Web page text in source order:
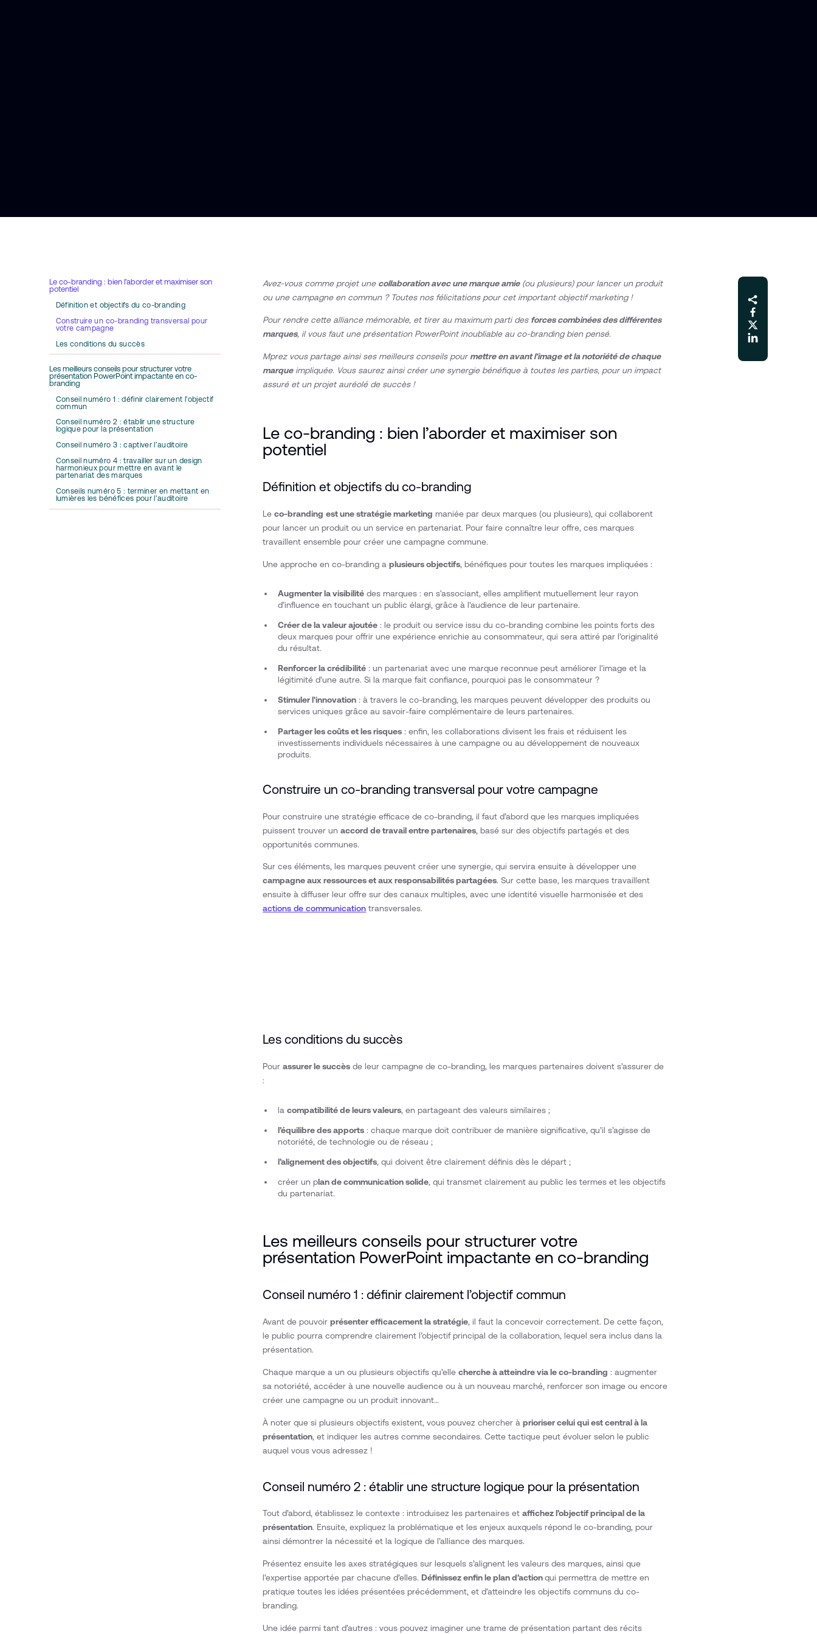
Le co-branding : bien l’aborder et maximiser son
potentiel
Définition et objectifs du co-branding
Construire un co-branding transversal pour
votre campagne
Les conditions du succès
Les meilleurs conseils pour structurer votre
présentation PowerPoint impactante en co-
branding
Conseil numéro 1 : définir clairement l’objectif
commun
Conseil numéro 2 : établir une structure
logique pour la présentation
Conseil numéro 3 : captiver l’auditoire
Conseil numéro 4 : travailler sur un design
harmonieux pour mettre en avant le
partenariat des marques
Conseils numéro 5 : terminer en mettant en
lumières les bénéfices pour l’auditoire
Avez-vous comme projet une collaboration avec une marque amie(ou plusieurs) pour lancer un produit
ou une campagne en commun ? Toutes nos félicitations pour cet important objectif marketing !
Pour rendre cette alliance mémorable, et tirer au maximum parti des forces combinées des différentes
marques, il vous faut une présentation PowerPoint inoubliable au co-branding bien pensé.
Mprez vous partage ainsi ses meilleurs conseils pour mettre en avant l'image et la notoriété de chaque
marqueimpliquée. Vous saurez ainsi créer une synergie bénéfique à toutes les parties, pour un impact
assuré et un projet auréolé de succès !
Le co-branding : bien l’aborder et maximiser son
potentiel
Définition et objectifs du co-branding
Leco-branding est une stratégie marketing maniée par deux marques (ou plusieurs), qui collaborent
pour lancer un produit ou un service en partenariat. Pour faire connaître leur offre, ces marques
travaillent ensemble pour créer une campagne commune.
Une approche en co-branding aplusieurs objectifs, bénéfiques pour toutes les marques impliquées :
Augmenter la visibilitédes marques : en s'associant, elles amplifient mutuellement leur rayon
d’influence en touchant un public élargi, grâce à l'audience de leur partenaire.
Créer de la valeur ajoutée: le produit ou service issu du co-branding combine les points forts des
deux marques pour offrir une expérience enrichie au consommateur, qui sera attiré par l’originalité
du résultat.
Renforcer la crédibilité: un partenariat avec une marque reconnue peut améliorer l'image et la
légitimité d’une autre. Si la marque fait confiance, pourquoi pas le consommateur ?
Stimuler l'innovation: à travers le co-branding, les marques peuvent développer des produits ou
services uniques grâce au savoir-faire complémentaire de leurs partenaires.
Partager les coûts et les risques: enfin, les collaborations divisent les frais et réduisent les
investissements individuels nécessaires à une campagne ou au développement de nouveaux
produits.
Construire un co-branding transversal pour votre campagne
Pour construire une stratégie efficace de co-branding, il faut d’abord que les marques impliquées
puissent trouver unaccord de travail entre partenaires, basé sur des objectifs partagés et des
opportunités communes.
Sur ces éléments, les marques peuvent créer une synergie, qui servira ensuite à développer une
campagne aux ressources et aux responsabilités partagées. Sur cette base, les marques travaillent
ensuite à diffuser leur offre sur des canaux multiples, avec une identité visuelle harmonisée et des
actions de communication transversales.
Les conditions du succès
Pourassurer le succès de leur campagne de co-branding, les marques partenaires doivent s’assurer de
:
la compatibilité de leurs valeurs, en partageant des valeurs similaires ;
l’équilibre des apports: chaque marque doit contribuer de manière significative, qu’il s’agisse de
notoriété, de technologie ou de réseau ;
l’alignement des objectifs, qui doivent être clairement définis dès le départ ;
créer un plan de communication solide, qui transmet clairement au public les termes et les objectifs
du partenariat.
Les meilleurs conseils pour structurer votre
présentation PowerPoint impactante en co-branding
Conseil numéro 1 : définir clairement l’objectif commun
Avant de pouvoirprésenter efficacement la stratégie, il faut la concevoir correctement. De cette façon,
le public pourra comprendre clairement l’objectif principal de la collaboration, lequel sera inclus dans la
présentation.
Chaque marque a un ou plusieurs objectifs qu’ellecherche à atteindre via le co-branding : augmenter
sa notoriété, accéder à une nouvelle audience ou à un nouveau marché, renforcer son image ou encore
créer une campagne ou un produit innovant…
À noter que si plusieurs objectifs existent, vous pouvez chercher àprioriser celui qui est central à la
présentation, et indiquer les autres comme secondaires. Cette tactique peut évoluer selon le public
auquel vous vous adressez !
Conseil numéro 2 : établir une structure logique pour la présentation
Tout d’abord, établissez le contexte : introduisez les partenaires etaffichez l’objectif principal de la
présentation. Ensuite, expliquez la problématique et les enjeux auxquels répond le co-branding, pour
ainsi démontrer la nécessité et la logique de l’alliance des marques.
Présentez ensuite les axes stratégiques sur lesquels s’alignent les valeurs des marques, ainsi que
l'expertise apportée par chacune d’elles.Définissez enfin le plan d’actionqui permettra de mettre en
pratique toutes les idées présentées précédemment, et d’atteindre les objectifs communs du co-
branding.
Une idée parmi tant d’autres : vous pouvez imaginer une trame de présentation partant des récits